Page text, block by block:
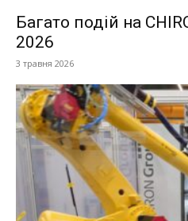
Багато подій на
2026
3 травня 2026